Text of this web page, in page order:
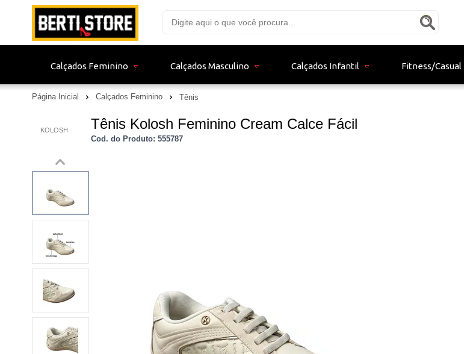
Calçados Feminino Calçados Masculino Calçados Infantil Fitness/Casual
Página Inicial Calçados Feminino Tênis
KOLOSH Tênis Kolosh Feminino Cream Calce Fácil
Cod. do Produto: 555787